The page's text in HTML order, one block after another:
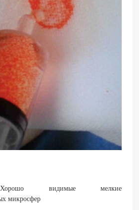
видимые мелкие
микросфер